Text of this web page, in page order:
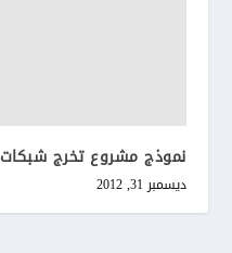
نموذج مشروع تخرج شبكات
ديسمبر 31, 2012